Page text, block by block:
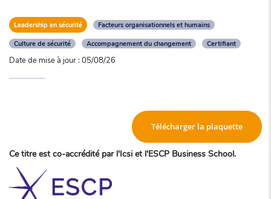
Leadership en sécurité Facteurs organisationnels et humains
Culture de sécurité Accompagnement du changement Certifiant
Date de mise à jour : 05/08/26
Télécharger la plaquette
Ce titre est co-accrédité par l'Icsi et l'ESCP Business School.